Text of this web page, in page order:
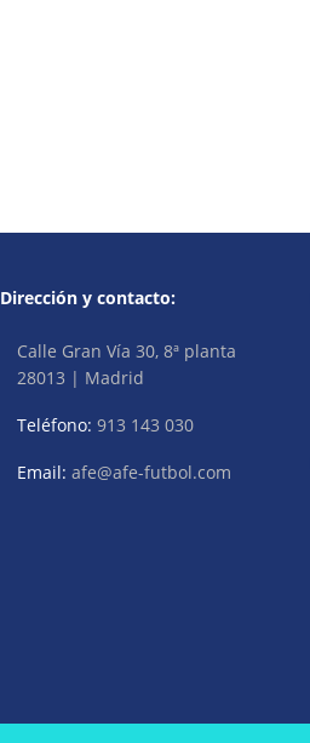
Dirección y contacto:
Calle Gran Vía 30, 8ª planta
28013 | Madrid
Teléfono: 913 143 030
Email: afe@afe-futbol.com